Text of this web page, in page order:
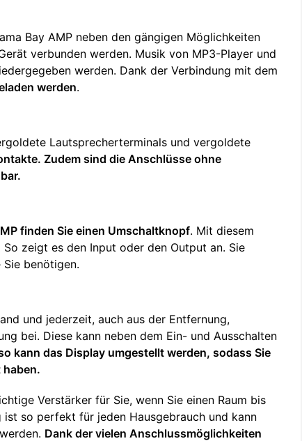
Bay AMP neben den gängigen Möglichkeiten
verbunden werden. Musik von MP3-Player und
werden. Dank der Verbindung mit dem
werden.
Lautsprecherterminals und vergoldete
Zudem sind die Anschlüsse ohne
finden Sie einen Umschaltknopf. Mit diesem
zeigt es den Input oder den Output an. Sie
benötigen.
und jederzeit, auch aus der Entfernung,
bei. Diese kann neben dem Ein- und Ausschalten
kann das Display umgestellt werden, sodass Sie
haben.
Verstärker für Sie, wenn Sie einen Raum bis
ist so perfekt für jeden Hausgebrauch und kann
Dank der vielen Anschlussmöglichkeiten